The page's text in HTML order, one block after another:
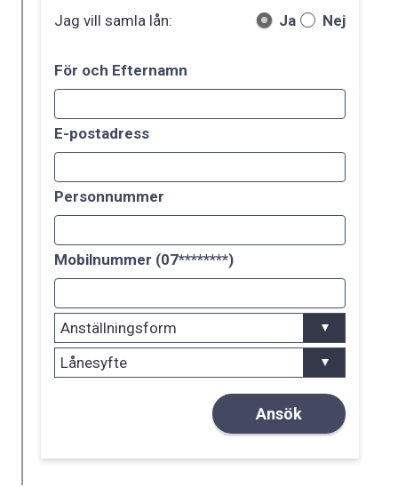
Jag vill samla lån: Nej
Ja
För och Efternamn
E-postadress
Personnummer
Mobilnummer (07********)